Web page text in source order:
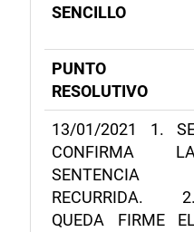
SENCILLO
PUNTO
RESOLUTIVO
13/01/2021 1.
CONFIRMA LA
SENTENCIA
RECURRIDA. 2.
QUEDA FIRME